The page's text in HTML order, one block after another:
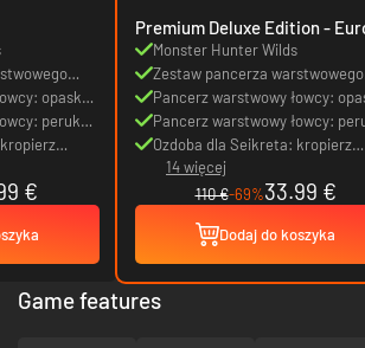
opaska
peruka z
€
Premium Deluxe
Monster Hunter Wilds
Zestaw pancerza warstwowego
łowcy: wojownik feudalny
Pancerz warstwowy łowcy:
na oko szermierza
Pancerz warstwowy łowcy:
rogami demona
Ozdoba dla Seikreta: kropierz
żołnierza
14 więcej
110 €-69%33.99 €
Dodaj do koszyka
Game features